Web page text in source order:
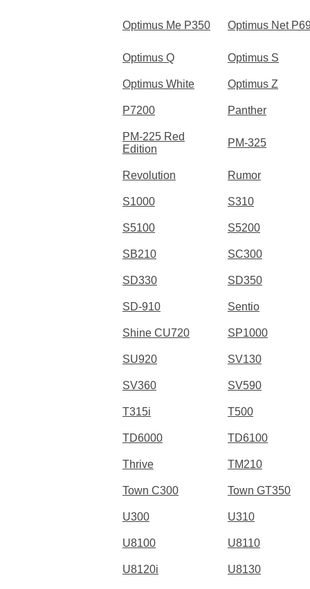
Optimus Me P350 Optimus Net
Optimus Q Optimus S
Optimus White Optimus Z
P7200 Panther
PM-225 Red
Edition
PM-325
Revolution Rumor
S1000 S310
S5100 S5200
SB210 SC300
SD330 SD350
SD-910 Sentio
Shine CU720 SP1000
SU920 SV130
SV360 SV590
T315i T500
TD6000 TD6100
Thrive TM210
Town C300 Town GT350
U300 U310
U8100 U8110
U8120i U8130